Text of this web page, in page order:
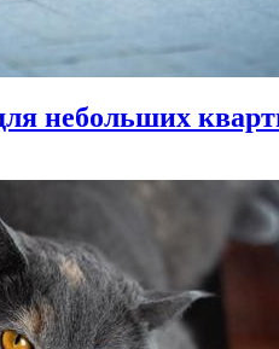
небольших